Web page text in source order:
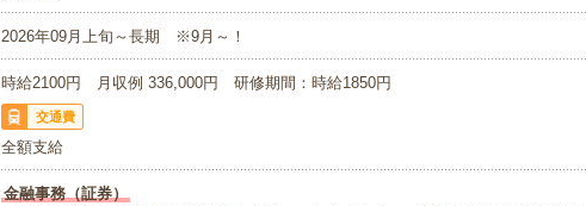
2026年09月上旬～長期 ※9月～！
時給2100円 月収例 336,000円 研修期間：時給1850円
交通費
全額支給
金融事務（証券）